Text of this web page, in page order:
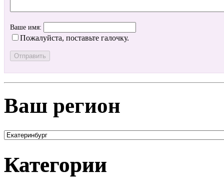
Ваше имя:
Пожалуйста, поставьте галочку.
Ваш регион
Категории